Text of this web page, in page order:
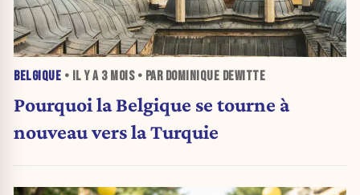
BELGIQUE • IL Y A 3 MOIS• PAR DOMINIQUE DEWITTE
Pourquoi la Belgique se tourne à
nouveau vers la Turquie